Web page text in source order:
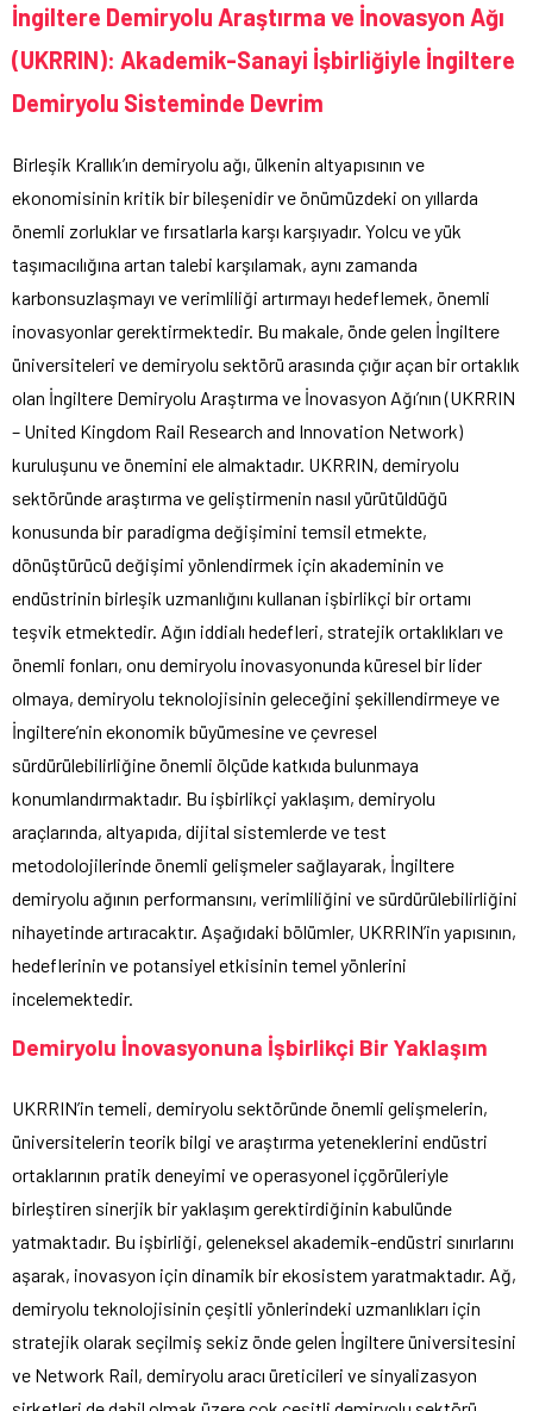
İngiltere Demiryolu Araştırma ve İnovasyon Ağı
(UKRRIN): Akademik-Sanayi İşbirliğiyle İngiltere
Demiryolu Sisteminde Devrim
Birleşik Krallık’ın demiryolu ağı, ülkenin altyapısının ve
ekonomisinin kritik bir bileşenidir ve önümüzdeki on yıllarda
önemli zorluklar ve fırsatlarla karşı karşıyadır. Yolcu ve yük
taşımacılığına artan talebi karşılamak, aynı zamanda
karbonsuzlaşmayı ve verimliliği artırmayı hedeflemek, önemli
inovasyonlar gerektirmektedir. Bu makale, önde gelen İngiltere
üniversiteleri ve demiryolu sektörü arasında çığır açan bir ortaklık
olan İngiltere Demiryolu Araştırma ve İnovasyon Ağı’nın (UKRRIN
– United Kingdom Rail Research and Innovation Network)
kuruluşunu ve önemini ele almaktadır. UKRRIN, demiryolu
sektöründe araştırma ve geliştirmenin nasıl yürütüldüğü
konusunda bir paradigma değişimini temsil etmekte,
dönüştürücü değişimi yönlendirmek için akademinin ve
endüstrinin birleşik uzmanlığını kullanan işbirlikçi bir ortamı
teşvik etmektedir. Ağın iddialı hedefleri, stratejik ortaklıkları ve
önemli fonları, onu demiryolu inovasyonunda küresel bir lider
olmaya, demiryolu teknolojisinin geleceğini şekillendirmeye ve
İngiltere’nin ekonomik büyümesine ve çevresel
sürdürülebilirliğine önemli ölçüde katkıda bulunmaya
konumlandırmaktadır. Bu işbirlikçi yaklaşım, demiryolu
araçlarında, altyapıda, dijital sistemlerde ve test
metodolojilerinde önemli gelişmeler sağlayarak, İngiltere
demiryolu ağının performansını, verimliliğini ve sürdürülebilirliğini
nihayetinde artıracaktır. Aşağıdaki bölümler, UKRRIN’in yapısının,
hedeflerinin ve potansiyel etkisinin temel yönlerini
incelemektedir.
Demiryolu İnovasyonuna İşbirlikçi Bir Yaklaşım
UKRRIN’in temeli, demiryolu sektöründe önemli gelişmelerin,
üniversitelerin teorik bilgi ve araştırma yeteneklerini endüstri
ortaklarının pratik deneyimi ve operasyonel içgörüleriyle
birleştiren sinerjik bir yaklaşım gerektirdiğinin kabulünde
yatmaktadır. Bu işbirliği, geleneksel akademik-endüstri sınırlarını
aşarak, inovasyon için dinamik bir ekosistem yaratmaktadır. Ağ,
demiryolu teknolojisinin çeşitli yönlerindeki uzmanlıkları için
stratejik olarak seçilmiş sekiz önde gelen İngiltere üniversitesini
ve Network Rail, demiryolu aracı üreticileri ve sinyalizasyon